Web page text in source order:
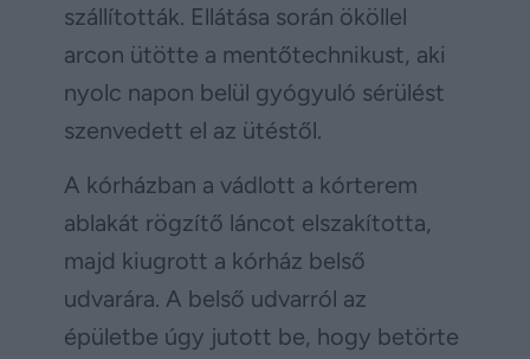
szállították. Ellátása során ököllel
arcon ütötte a mentőtechnikust, aki
nyolc napon belül gyógyuló sérülést
szenvedett el az ütéstől.
A kórházban a vádlott a kórterem
ablakát rögzítő láncot elszakította,
majd kiugrott a kórház belső
udvarára. A belső udvarról az
épületbe úgy jutott be, hogy betörte